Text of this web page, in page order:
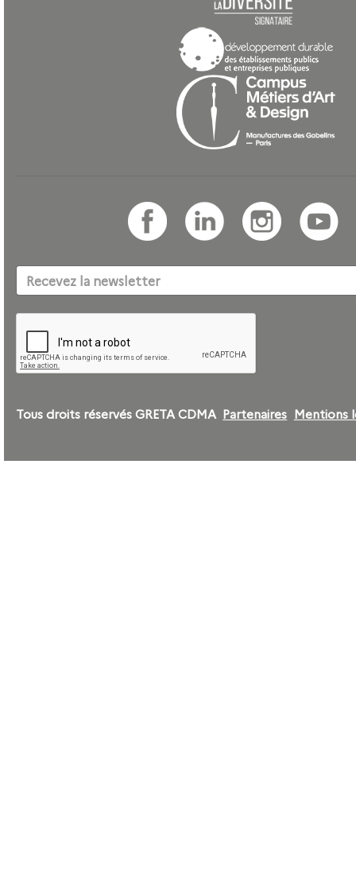
Tous droits réservés GRETA CDMA Partenaires Mentions